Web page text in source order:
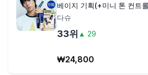
베이지 기획(+미니 톤 컨트
다슈
33위 ▲ 29
₩24,800